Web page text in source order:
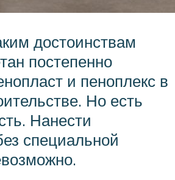
достоинствам
постепенно
и пеноплекс в
Но есть
Нанести
специальной